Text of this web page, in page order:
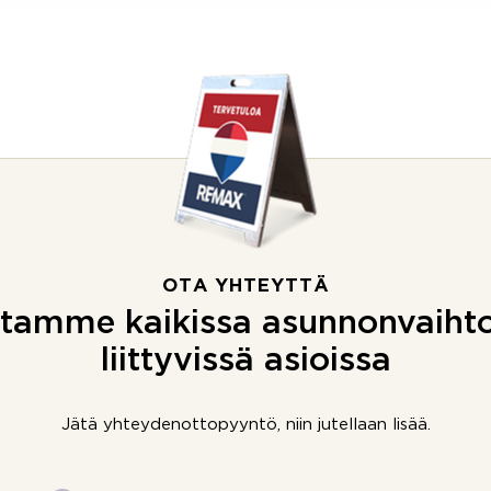
OTA YHTEYTTÄ
kaikissa
liittyvissä asioissa
Jätä yhteydenottopyyntö, niin jutellaan lisää.